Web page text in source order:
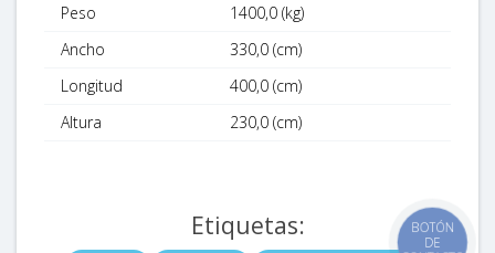
Peso
1400,0 (kg)
Ancho
330,0 (cm)
Longitud
400,0 (cm)
Altura
230,0 (cm)
Etiquetas: